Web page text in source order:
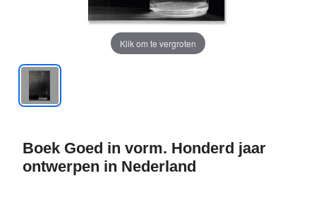
Klik om te vergroten
Boek Goed in vorm. Honderd jaar
ontwerpen in Nederland